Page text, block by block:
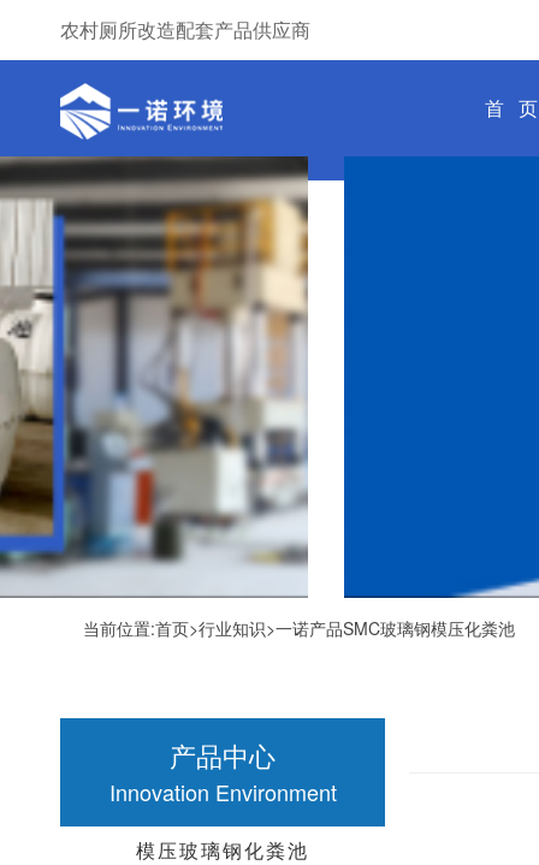
农村厕所改造配套产品供应商
首 页
当前位置:首页>行业知识>一诺产品SMC玻璃钢模压化粪池
产品中心
Innovation Environment
模压玻璃钢化粪池